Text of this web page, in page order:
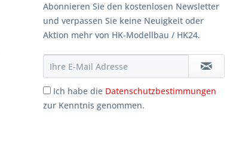
Abonnieren Sie den kostenlosen Newsletter
und verpassen Sie keine Neuigkeit oder
Aktion mehr von HK-Modellbau / HK24.
Ich habe die Datenschutzbestimmungen
zur Kenntnis genommen.